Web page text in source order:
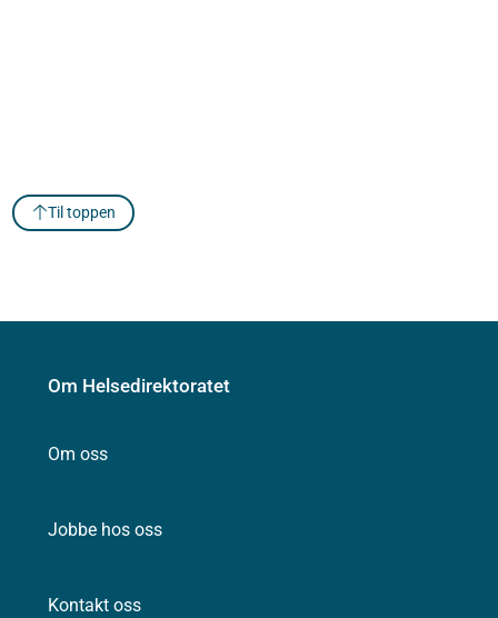
Til toppen
Om Helsedirektoratet
Om oss
Jobbe hos oss
Kontakt oss